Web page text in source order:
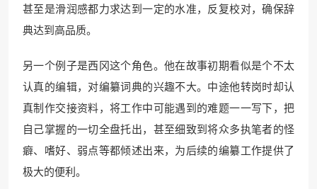
甚至是滑润感都力求达到一定的水准，反复校对，确保辞
典达到高品质。
另一个例子是西冈这个角色。他在故事初期看似是个不太
认真的编辑，对编纂词典的兴趣不大。中途他转岗时却认
真制作交接资料，将工作中可能遇到的难题一一写下，把
自己掌握的一切全盘托出，甚至细致到将众多执笔者的怪
癖、嗜好、弱点等都倾述出来，为后续的编纂工作提供了
极大的便利。